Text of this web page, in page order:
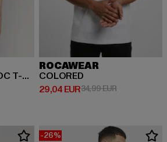
Rocawear SIMPLEROC T-Shirt
34,99 EUR
ROCAWEAR
COLORED
29,04 EUR
Derzeitiger Preis: 29,04 EUR
34,99 EURAktionspreis:
-26%